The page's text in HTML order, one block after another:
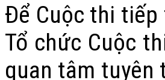
Để Cuộc thi tiếp
Tổ chức Cuộc
quan tâm tuyên